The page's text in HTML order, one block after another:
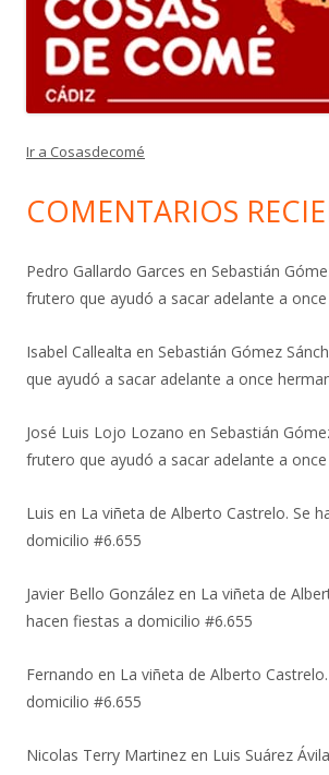
Ir a Cosasdecomé
COMENTARIOS
Pedro Gallardo Garces en Sebastián
frutero que ayudó a sacar adelante a
Isabel Callealta en Sebastián Gómez
que ayudó a sacar adelante a once
José Luis Lojo Lozano en Sebastián
frutero que ayudó a sacar adelante a
Luis en La viñeta de Alberto Castrelo. Se
domicilio #6.655
Javier Bello González en La viñeta de
hacen fiestas a domicilio #6.655
Fernando en La viñeta de Alberto
domicilio #6.655
Nicolas Terry Martinez en Luis Suárez